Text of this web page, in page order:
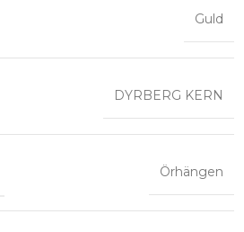
Guld
DYRBERG KERN
Örhängen